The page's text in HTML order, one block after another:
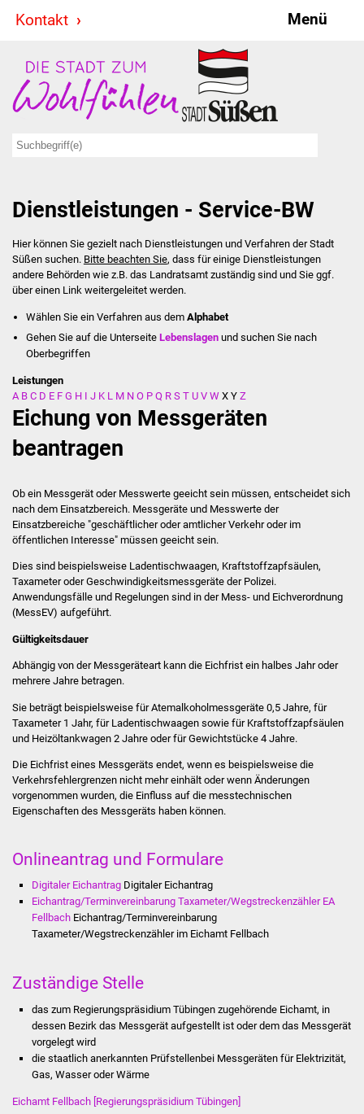
Kontakt Menü
Stadt & Politik
Bürgermeister
Ausschüsse
Ratsinformationssystem
Jugendbeirat
Summerrockfestival
Stadtverwaltung
Stellenangebote
Veröffentlichungen
FNP / Bebauungspläne
Wahlen
Stadtinfo
Jubiläumsjahr 2021
Partnerstädte
Projekte
Schulentwicklung Bizet
Sanierung Hallenbad
Ortsentwicklung
Dienstleistungen - Service-BW
Hier können Sie gezielt nach Dienstleistungen und Verfahren der Stadt
Süßen suchen. Bitte beachten Sie, dass für einige Dienstleistungen
andere Behörden wie z.B. das Landratsamt zuständig sind und Sie ggf.
über einen Link weitergeleitet werden.
Wählen Sie ein Verfahren aus dem Alphabet
Gehen Sie auf die UnterseiteLebenslagen und suchen Sie nach
Oberbegriffen
Leistungen
A B C D E F G H I J K L M N O P Q R S T U V W X Y Z
Eichung von Messgeräten
beantragen
Ob ein Messgerät oder Messwerte geeicht sein müssen, entscheidet sich
nach dem Einsatzbereich. Messgeräte und Messwerte der
Einsatzbereiche "geschäftlicher oder amtlicher Verkehr oder im
öffentlichen Interesse" müssen geeicht sein.
Dies sind beispielsweise Ladentischwaagen, Kraftstoffzapfsäulen,
Taxameter oder Geschwindigkeitsmessgeräte der Polizei.
Anwendungsfälle und Regelungen sind in der Mess- und Eichverordnung
(MessEV) aufgeführt.
Gültigkeitsdauer
Abhängig von der Messgeräteart kann die Eichfrist ein halbes Jahr oder
mehrere Jahre betragen.
Sie beträgt beispielsweise für Atemalkoholmessgeräte 0,5 Jahre, für
Taxameter 1 Jahr, für Ladentischwaagen sowie für Kraftstoffzapfsäulen
und Heizöltankwagen 2 Jahre oder für Gewichtstücke 4 Jahre.
Die Eichfrist eines Messgeräts endet, wenn es beispielsweise die
Verkehrsfehlergrenzen nicht mehr einhält oder wenn Änderungen
vorgenommen wurden, die Einfluss auf die messtechnischen
Eigenschaften des Messgeräts haben können.
Onlineantrag und Formulare
Digitaler Eichantrag Digitaler Eichantrag
Eichantrag/Terminvereinbarung Taxameter/Wegstreckenzähler EA
Fellbach Eichantrag/Terminvereinbarung
Taxameter/Wegstreckenzähler im Eichamt Fellbach
Zuständige Stelle
das zum Regierungspräsidium Tübingen zugehörende Eichamt, in
dessen Bezirk das Messgerät aufgestellt ist oder dem das Messgerät
vorgelegt wird
die staatlich anerkannten Prüfstellenbei Messgeräten für Elektrizität,
Gas, Wasser oder Wärme
Eichamt Fellbach [Regierungspräsidium Tübingen]